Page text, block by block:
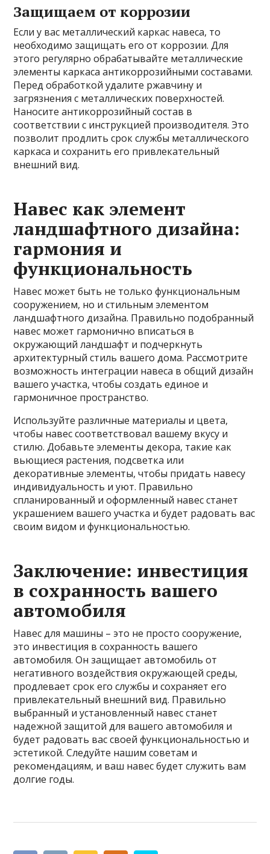
Защищаем от коррозии
Если у вас металлический каркас навеса, то
необходимо защищать его от коррозии. Для
этого регулярно обрабатывайте металлические
элементы каркаса антикоррозийными составами.
Перед обработкой удалите ржавчину и
загрязнения с металлических поверхностей.
Наносите антикоррозийный состав в
соответствии с инструкцией производителя. Это
позволит продлить срок службы металлического
каркаса и сохранить его привлекательный
внешний вид.
Навес как элемент
ландшафтного дизайна:
гармония и
функциональность
Навес может быть не только функциональным
сооружением, но и стильным элементом
ландшафтного дизайна. Правильно подобранный
навес может гармонично вписаться в
окружающий ландшафт и подчеркнуть
архитектурный стиль вашего дома. Рассмотрите
возможность интеграции навеса в общий дизайн
вашего участка, чтобы создать единое и
гармоничное пространство.
Используйте различные материалы и цвета,
чтобы навес соответствовал вашему вкусу и
стилю. Добавьте элементы декора, такие как
вьющиеся растения, подсветка или
декоративные элементы, чтобы придать навесу
индивидуальность и уют. Правильно
спланированный и оформленный навес станет
украшением вашего участка и будет радовать вас
своим видом и функциональностью.
Заключение: инвестиция
в сохранность вашего
автомобиля
Навес для машины – это не просто сооружение,
это инвестиция в сохранность вашего
автомобиля. Он защищает автомобиль от
негативного воздействия окружающей среды,
продлевает срок его службы и сохраняет его
привлекательный внешний вид. Правильно
выбранный и установленный навес станет
надежной защитой для вашего автомобиля и
будет радовать вас своей функциональностью и
эстетикой. Следуйте нашим советам и
рекомендациям, и ваш навес будет служить вам
долгие годы.